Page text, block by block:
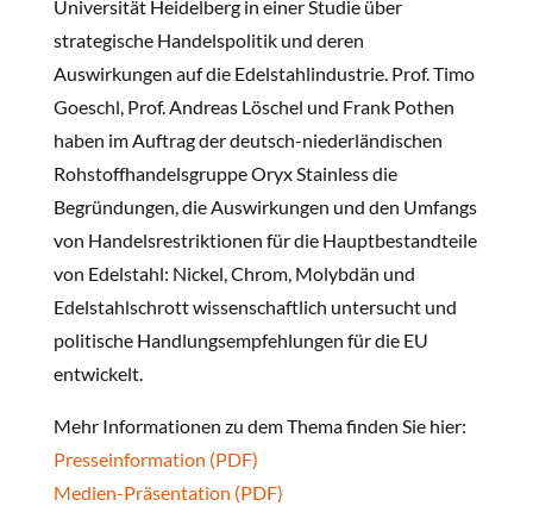
Universität Heidelberg in einer Studie über
strategische Handelspolitik und deren
Auswirkungen auf die Edelstahlindustrie. Prof. Timo
Goeschl, Prof. Andreas Löschel und Frank Pothen
haben im Auftrag der deutsch-niederländischen
Rohstoffhandelsgruppe Oryx Stainless die
Begründungen, die Auswirkungen und den Umfangs
von Handelsrestriktionen für die Hauptbestandteile
von Edelstahl: Nickel, Chrom, Molybdän und
Edelstahlschrott wissenschaftlich untersucht und
politische Handlungsempfehlungen für die EU
entwickelt.
Mehr Informationen zu dem Thema finden Sie hier:
Presseinformation (PDF)
Medien-Präsentation (PDF)